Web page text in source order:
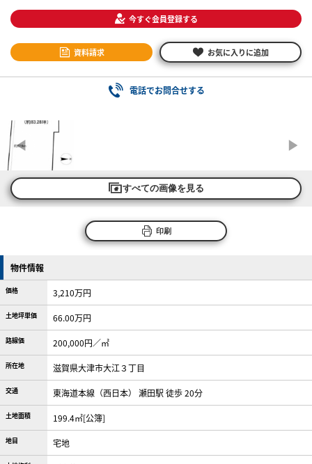
今すぐ会員登録する
資料請求 お気に入りに追加
電話でお問合せする
すべての画像を見る
印刷
物件情報
価格 3,210万円
土地坪単価 66.00万円
路線価 200,000円／㎡
所在地 滋賀県大津市大江３丁目
交通 東海道本線（西日本） 瀬田駅 徒歩 20分
土地面積 199.4㎡[公簿]
地目 宅地